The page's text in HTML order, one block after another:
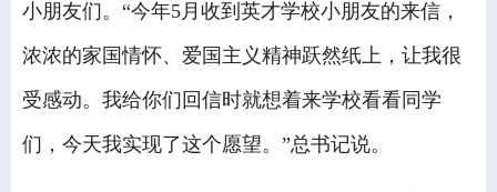
小朋友们。“今年5月收到英才学校小朋友的来信，
浓浓的家国情怀、爱国主义精神跃然纸上，让我很
受感动。我给你们回信时就想着来学校看看同学
们，今天我实现了这个愿望。”总书记说。